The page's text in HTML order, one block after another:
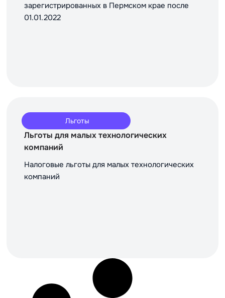
зарегистрированных в Пермском крае после
01.01.2022
Льготы
Льготы для малых технологических
компаний
Налоговые льготы для малых технологических
компаний